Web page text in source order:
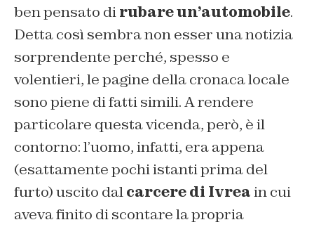
ben pensato dirubare un’automobile.
Detta così sembra non esser una notizia
sorprendente perché, spesso e
volentieri, le pagine della cronaca locale
sono piene di fatti simili. A rendere
particolare questa vicenda, però, è il
contorno: l’uomo, infatti, era appena
(esattamente pochi istanti prima del
furto) uscito dalcarcere di Ivreain cui
aveva finito di scontare la propria